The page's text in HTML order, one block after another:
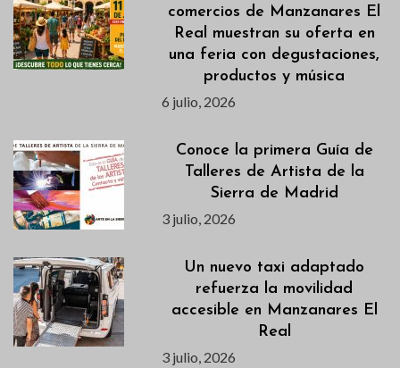
comercios de Manzanares El
Real muestran su oferta en
una feria con degustaciones,
productos y música
6 julio, 2026
Conoce la primera Guía de
Talleres de Artista de la
Sierra de Madrid
3 julio, 2026
Un nuevo taxi adaptado
refuerza la movilidad
accesible en Manzanares El
Real
3 julio, 2026